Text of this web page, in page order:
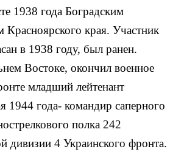
1938 года Боградским
Красноярского края. Участник
в 1938 году, был ранен.
Востоке, окончил военное
младший лейтенант
1944 года- командир саперного
полка 242
дивизии 4 Украинского фронта.